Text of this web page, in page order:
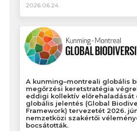
2026.06.24.
A kunming–montreali globális
megőrzési keretstratégia
eddigi kollektív előrehaladását
globális jelentés (Global
Framework) tervezetét 2026.
nemzetközi szakértői
bocsátották.